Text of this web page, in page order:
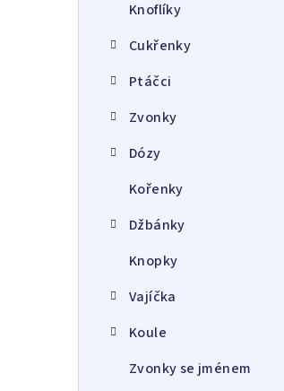
Knoflíky
Cukřenky
Ptáčci
Zvonky
Dózy
Kořenky
Džbánky
Knopky
Vajíčka
Koule
Zvonky se jménem